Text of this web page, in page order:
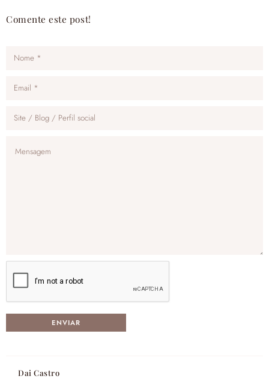
Comente este post!
Dai Castro